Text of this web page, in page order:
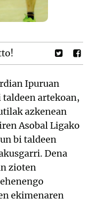
Ipuruan
artekoan,
azkenean
Asobal Ligako
bi taldeen
Dena
zioten
ekimenaren